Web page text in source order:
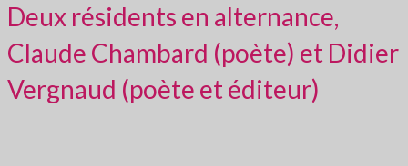
Deux résidents en alternance,
Claude Chambard (poète) et Didier
Vergnaud (poète et éditeur)